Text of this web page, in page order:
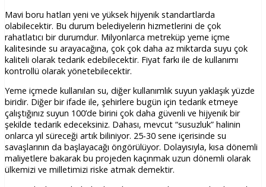
Mavi boru hatları yeni ve yüksek hijyenik standartlarda
olabilecektir. Bu durum belediyelerin hizmetlerini de çok
rahatlatıcı bir durumdur. Milyonlarca metreküp yeme içme
kalitesinde su arayacağına, çok çok daha az miktarda suyu çok
kaliteli olarak tedarik edebilecektir. Fiyat farkı ile de kullanımı
kontrollü olarak yönetebilecektir.
Yeme içmede kullanılan su, diğer kullanımlık suyun yaklaşık yüzde
biridir. Diğer bir ifade ile, şehirlere bugün için tedarik etmeye
çalıştığınız suyun 100’de birini çok daha güvenli ve hijyenik bir
şekilde tedarik edeceksiniz. Dahası, mevcut “susuzluk” halinin
onlarca yıl süreceği artık biliniyor. 25-30 sene içerisinde su
savaşlarının da başlayacağı öngörülüyor. Dolayısıyla, kısa dönemli
maliyetlere bakarak bu projeden kaçınmak uzun dönemli olarak
ülkemizi ve milletimizi riske atmak demektir.